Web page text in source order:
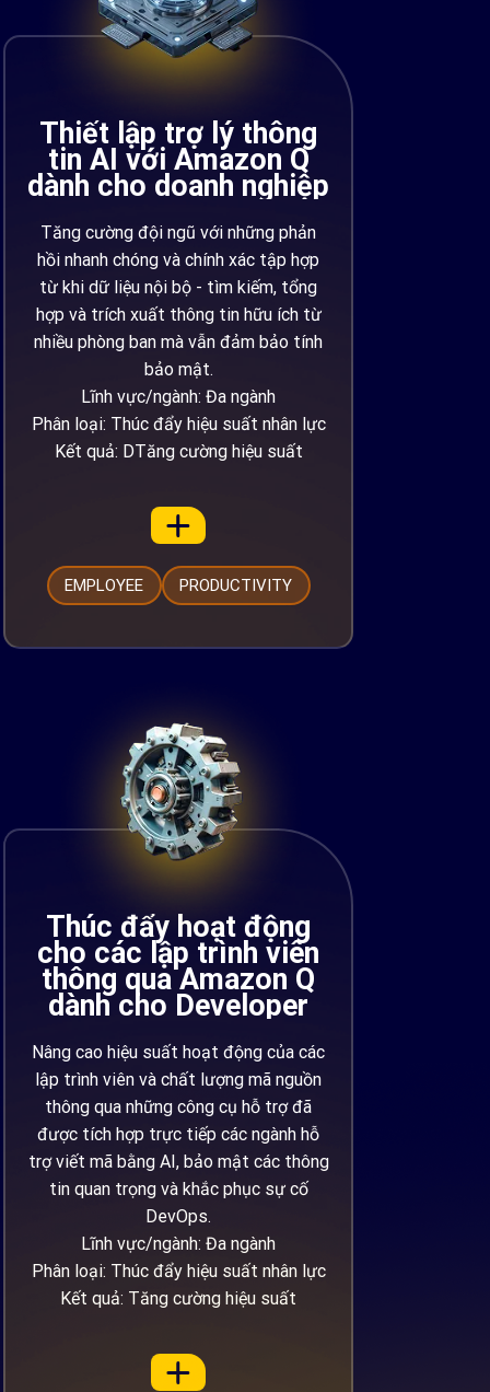
Thiết lập trợ lý thông
tin AI với Amazon Q
dành cho doanh nghiệp
Tăng cường đội ngũ với những phản
hồi nhanh chóng và chính xác tập hợp
từ khi dữ liệu nội bộ - tìm kiếm, tổng
hợp và trích xuất thông tin hữu ích từ
nhiều phòng ban mà vẫn đảm bảo tính
bảo mật.
Lĩnh vực/ngành: Đa ngành
Phân loại: Thúc đẩy hiệu suất nhân lực
Kết quả: DTăng cường hiệu suất
EMPLOYEE PRODUCTIVITY
Thúc đẩy hoạt động
cho các lập trình viên
thông qua Amazon Q
dành cho Developer
Nâng cao hiệu suất hoạt động của các
lập trình viên và chất lượng mã nguồn
thông qua những công cụ hỗ trợ đã
được tích hợp trực tiếp các ngành hỗ
trợ viết mã bằng AI, bảo mật các thông
tin quan trọng và khắc phục sự cố
DevOps.
Lĩnh vực/ngành: Đa ngành
Phân loại: Thúc đẩy hiệu suất nhân lực
Kết quả: Tăng cường hiệu suất